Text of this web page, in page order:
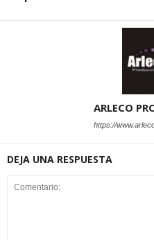
ARLECO
https://
DEJA UNA RESPUESTA